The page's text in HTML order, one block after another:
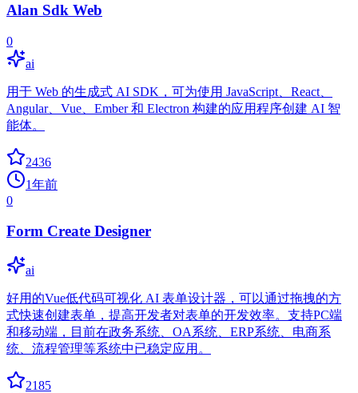
Alan Sdk Web
0
ai
用于 Web 的生成式 AI SDK，可为使用 JavaScript、React、
Angular、Vue、Ember 和 Electron 构建的应用程序创建 AI 智
能体。
2436
1年前
0
Form Create Designer
ai
好用的Vue低代码可视化 AI 表单设计器，可以通过拖拽的方
式快速创建表单，提高开发者对表单的开发效率。支持PC端
和移动端，目前在政务系统、OA系统、ERP系统、电商系
统、流程管理等系统中已稳定应用。
2185